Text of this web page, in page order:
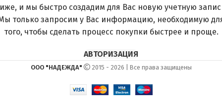
и мы быстро создадим для Вас новую учетную
только запросим у Вас информацию, необходимую
того, чтобы сделать процесс покупки быстрее и проще.
АВТОРИЗАЦИЯ
ООО "НАДЕЖДА" 2015 - 2026 | Все права защищены